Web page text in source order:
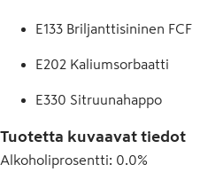
E133 Briljanttisininen FCF
E202 Kaliumsorbaatti
E330 Sitruunahappo
Tuotetta kuvaavat tiedot
Alkoholiprosentti: 0.0%